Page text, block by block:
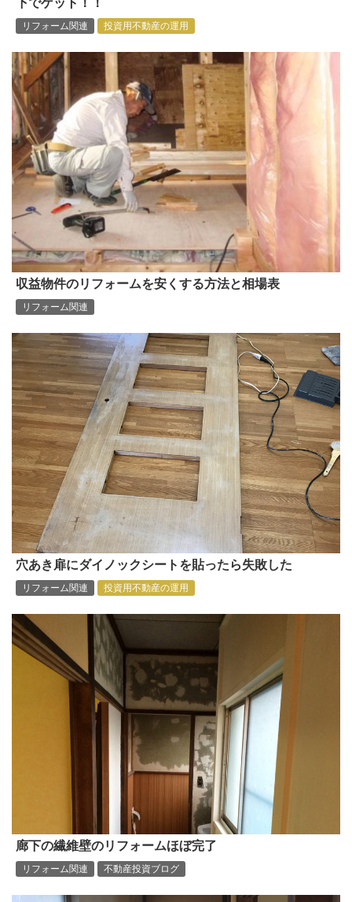
下でゲット！！
リフォーム関連 投資用不動産の運用
収益物件のリフォームを安くする方法と相場表
リフォーム関連
穴あき扉にダイノックシートを貼ったら失敗した
リフォーム関連 投資用不動産の運用
廊下の繊維壁のリフォームほぼ完了
リフォーム関連 不動産投資ブログ